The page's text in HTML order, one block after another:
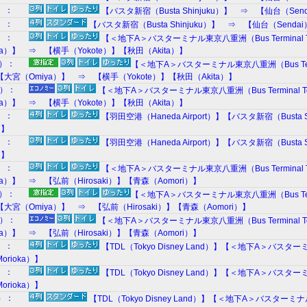
：
【バスタ新宿（Busta Shinjuku）】 ⇒ 【仙台（
：
【バスタ新宿（Busta Shinjuku）】 ⇒ 【仙台（Sendai
：
【＜地下A＞バスターミナル東京八重洲（Bus
）】 ⇒ 【横手（Yokote）】【秋田（Akita）】
：
【＜地下A＞バスターミナル東京八重洲（Bus
大宮（Omiya）】 ⇒ 【横手（Yokote）】【秋田（Akita）】
：
【＜地下A＞バスターミナル東京八重洲（Bus
）】 ⇒ 【横手（Yokote）】【秋田（Akita）】
：
【羽田空港（Haneda Airport）】【バスタ新宿（
：
【羽田空港（Haneda Airport）】【バスタ新宿（
：
【＜地下A＞バスターミナル東京八重洲（Bus
）】 ⇒ 【弘前（Hirosaki）】【青森（Aomori）】
：
【＜地下A＞バスターミナル東京八重洲（Bus
大宮（Omiya）】 ⇒ 【弘前（Hirosaki）】【青森（Aomori）】
：
【＜地下A＞バスターミナル東京八重洲（Bus
）】 ⇒ 【弘前（Hirosaki）】【青森（Aomori）】
：
【TDL（Tokyo Disney Land）】【＜地下A＞バスタ
）】
：
【TDL（Tokyo Disney Land）】【＜地下A＞バスタ
）】
：
【TDL（Tokyo Disney Land）】【＜地下A＞バスター